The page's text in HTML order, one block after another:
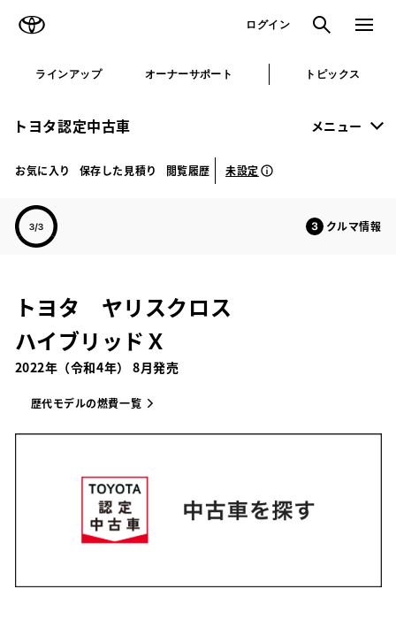
ログイン 検索 メニュ
ラインアップ オーナーサポート トピックス
トヨタ認定中古車 メニュー
お気に入り 保存した見積り 閲覧履歴 未設定
クルマ情報
トヨタ ヤリスクロス
ハイブリッドＸ
2022年（令和4年） 8月発売
歴代モデルの燃費一覧